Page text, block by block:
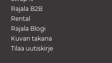
Rajala B2B
Rental
Rajala Blogi
Kuvan takana
Tilaa uutiskirje